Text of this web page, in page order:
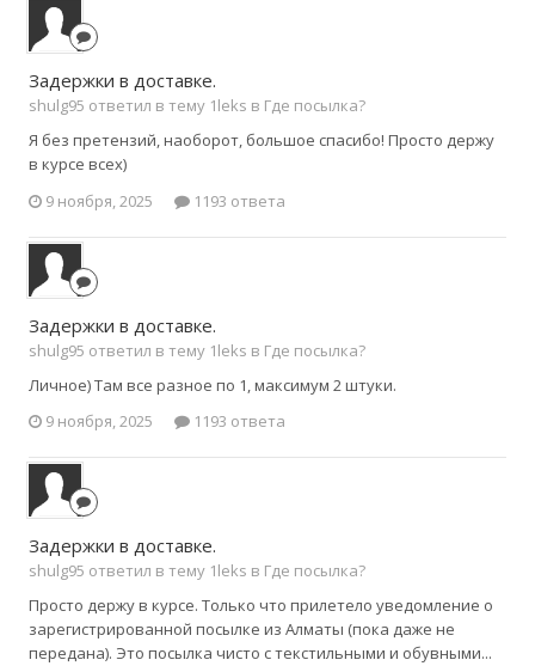
Задержки в доставке.
shulg95 ответил в тему 1leks в Где посылка?
Я без претензий, наоборот, большое спасибо! Просто держу
в курсе всех)
9 ноября, 2025
1193 ответа
Задержки в доставке.
shulg95 ответил в тему 1leks в Где посылка?
Личное) Там все разное по 1, максимум 2 штуки.
9 ноября, 2025
1193 ответа
Задержки в доставке.
shulg95 ответил в тему 1leks в Где посылка?
Просто держу в курсе. Только что прилетело уведомление о
зарегистрированной посылке из Алматы (пока даже не
передана). Это посылка чисто с текстильными и обувными...